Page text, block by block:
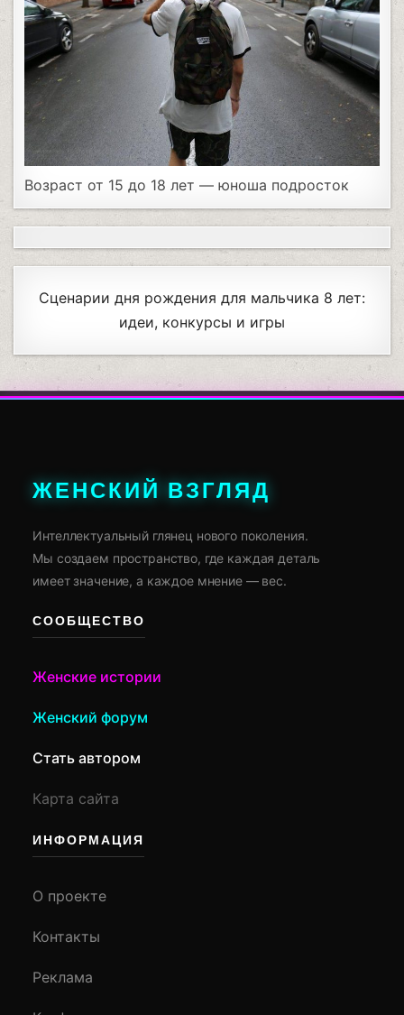
Возраст от 15 до 18 лет — юноша подросток
Сценарии дня рождения для мальчика 8 лет:
идеи, конкурсы и игры
ЖЕНСКИЙ ВЗГЛЯД
Интеллектуальный глянец нового поколения.
Мы создаем пространство, где каждая деталь
имеет значение, а каждое мнение — вес.
СООБЩЕСТВО
Женские истории
Женский форум
Стать автором
Карта сайта
ИНФОРМАЦИЯ
О проекте
Контакты
Реклама